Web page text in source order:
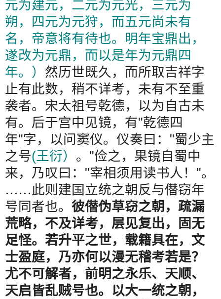
元为建元，二元为元光，三元为
朔，四元为元狩，而五元尚未有
名，帝意将有待也。明年宝鼎出，
遂改为元鼎，而以是年为元鼎四
年。） 然历世既久，而所取吉祥字
止有此数，稍不详考，未有不至重
袭者。宋太祖号乾德，以为自古未
有。后于宫中见镜，有"乾德四
年"字，以问窦仪。仪奏曰： "蜀少主
之号(王衍） 。 "俭之，果镜自蜀中
来，乃叹曰： "宰相须用读书人！ "。
…… 此则建国立统之朝反与僣窃年
号同者也。 彼僣伪草窃之朝，疏漏
荒略，不及详考，层见复出，固无
足怪。若升平之世，载籍具在，文
士盈庭，乃亦何以漫无稽考若是？
尤不可解者，前明之永乐、天顺、
天启皆乱贼号也。以大一统之朝，